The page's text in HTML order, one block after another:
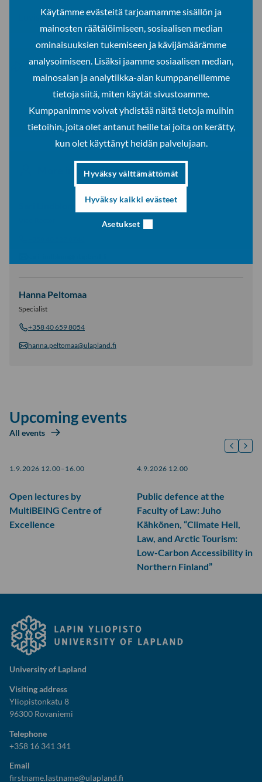
Käytämme evästeitä tarjoamamme sisällön ja
mainosten räätälöimiseen, sosiaalisen median
ominaisuuksien tukemiseen ja kävijämäärämme
analysoimiseen. Lisäksi jaamme sosiaalisen median,
mainosalan ja analytiikka-alan kumppaneillemme
tietoja siitä, miten käytät sivustoamme.
Kumppanimme voivat yhdistää näitä tietoja muihin
tietoihin, joita olet antanut heille tai joita on kerätty,
kun olet käyttänyt heidän palvelujaan.
Hyväksy välttämättömät
Hyväksy kaikki evästeet
Asetukset
Lovisa
Share on social media
Share on Facebook
Share on LinkedIn
More information
Hanna Peltomaa
Specialist
+358 40 659 8054
hanna.peltomaa@ulapland.fi
Upcoming events
All events
1.9.2026 12.00–16.00
Open lectures by
MultiBEING Centre of
Excellence
4.9.2026 12.00
Public defence at the
Faculty of Law: Juho
Kähkönen, “Climate Hell,
Law, and Arctic Tourism:
Low-Carbon Accessibility in
Northern Finland”
University of Lapland
Visiting address
Yliopistonkatu 8
96300 Rovaniemi
Telephone
+358 16 341 341
Email
firstname.lastname@ulapland.fi